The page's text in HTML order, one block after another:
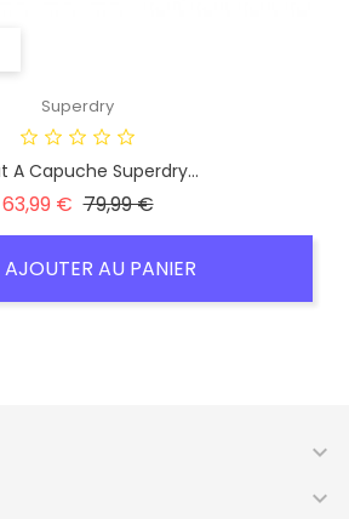
Superdry
A Capuche Superdry...
63,99 € Prix
79,99 €Prix
AJOUTER AU PANIER

